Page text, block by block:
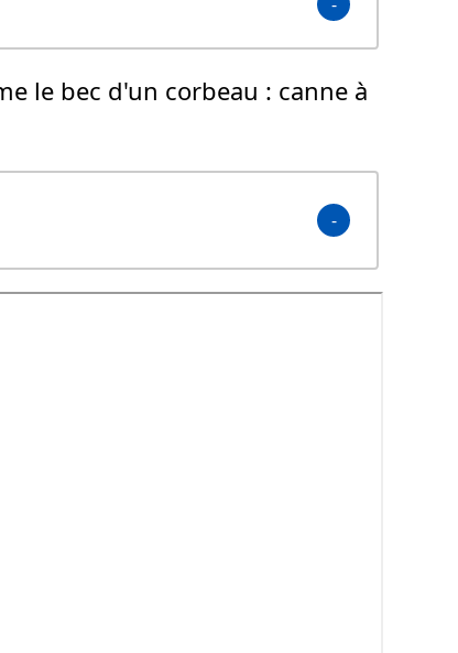
le bec d'un corbeau : canne à